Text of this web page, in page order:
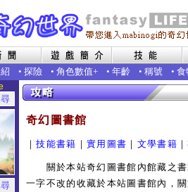
• 探險 • 角色數值+ • 年齡 • 稱號 • 食
奇幻圖書館
｜技能書籍 ｜實用圖書 ｜ 文學書籍 ｜
關於本站奇幻圖書館內館藏之書
一字不改的收藏於本站圖書館內，